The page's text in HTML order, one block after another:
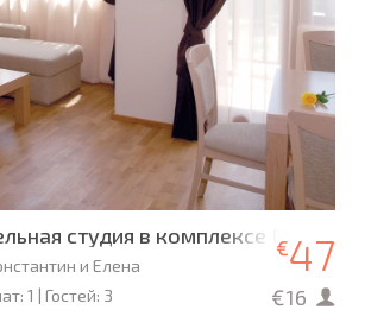
студия в комплексе Maxi
и Елена
1 | Гостей: 3
€47
€16